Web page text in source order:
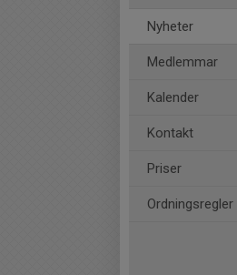
Nyheter
Medlemmar
Kalender
Kontakt
Priser
Ordningsregler